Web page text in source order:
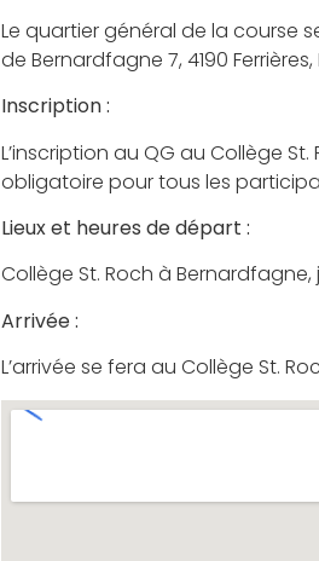
Le quartier général de la course
de Bernardfagne 7, 4190
Inscription :
L’inscription au QG au Collège
obligatoire pour tous les
Lieux et heures de départ :
Collège St. Roch à Bernardfagne,
Arrivée :
L’arrivée se fera au Collège St.